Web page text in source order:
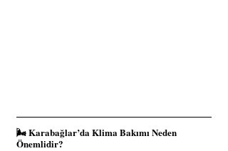
🌬️ Karabağlar’da Klima Bakımı Neden
Önemlidir?